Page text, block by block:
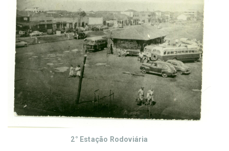
2° Estação Rodoviária